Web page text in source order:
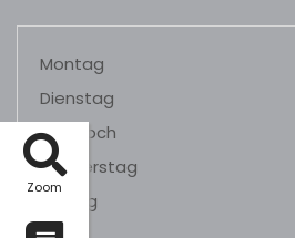
Zoom
Montag
Dienstag
Mittwoch
Donnerstag
Freitag